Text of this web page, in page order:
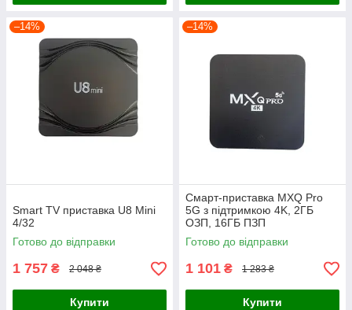
–14%
Smart TV приставка U8 Mini
4/32
Готово до відправки
1 757 ₴ 2 048 ₴
Купити
–14%
Смарт-приставка MXQ Pro
5G з підтримкою 4K, 2ГБ
ОЗП, 16ГБ ПЗП
Готово до відправки
1 101 ₴ 1 283 ₴
Купити